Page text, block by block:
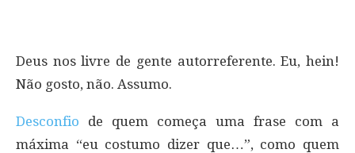
Deus nos livre de gente autorreferente. Eu, hein!
Não gosto, não. Assumo.
Desconfio de quem começa uma frase com a
máxima “eu costumo dizer que…”, como quem